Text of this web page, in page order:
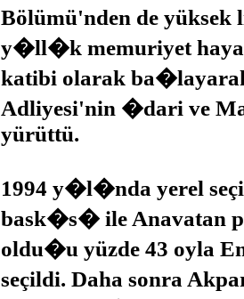
Bölümü'nden de
y�ll�k memuriyet
katibi olarak
Adliyesi'nin �dari ve
yürüttü.
1994 y�l�nda yerel
bask�s� ile Anavatan
oldu�u yüzde 43 oyla
seçildi. Daha sonra